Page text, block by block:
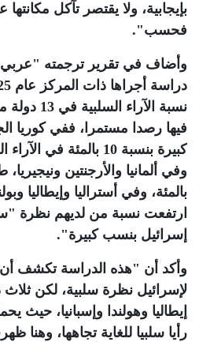
بإيجابية، ولا يقتصر تآكل
فحسب". ‏
فيها رصدا مستمرا، ففي كوريا
كبيرة بنسبة 10 بالمئة
بالمئة، وفي أستراليا وإيطاليا
ارتفعت نسبة من لديهم نظرة
‏إسرائيل بنسب كبيرة". ‏
وأكد أن "هذه الدراسة تكشف أن
لإسرائيل نظرة سلبية، لكن
إيطاليا وهولندا وإسبانيا، حيث
رأيا سلبيا للغاية تجاهها، وهنا